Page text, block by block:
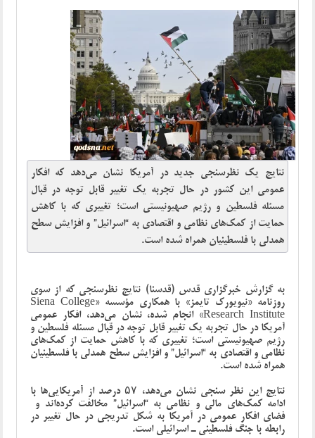
نتایج یک نظرسنجی جدید در آمریکا نشان می‌دهد که افکار
عمومی این کشور در حال تجربه یک تغییر قابل توجه در قبال
مسئله فلسطین و رژیم صهیونیستی است؛ تغییری که با کاهش
حمایت از کمک‌های نظامی و اقتصادی به “اسرائیل” و افزایش سطح
همدلی با فلسطینیان همراه شده است.
به گزارش خبرگزاری قدس (قدسنا) نتایج نظرسنجی که از سوی
روزنامه «نیویورک تایمز» با همکاری مؤسسه «Siena College
Research Institute» انجام شده، نشان می‌دهد، افکار عمومی
آمریکا در حال تجربه یک تغییر قابل توجه در قبال مسئله فلسطین و
رژیم صهیونیستی است؛ تغییری که با کاهش حمایت از کمک‌های
نظامی و اقتصادی به “اسرائیل” و افزایش سطح همدلی با فلسطینیان
همراه شده است.
نتایج این نظر سنجی نشان می‌دهد، ۵۷ درصد از آمریکایی‌ها با
ادامه کمک‌های مالی و نظامی به “اسرائیل” مخالفت کرده‌اند و
فضای افکار عمومی در آمریکا به شکل تدریجی در حال تغییر در
رابطه با جنگ فلسطینی ـ اسرائیلی است.